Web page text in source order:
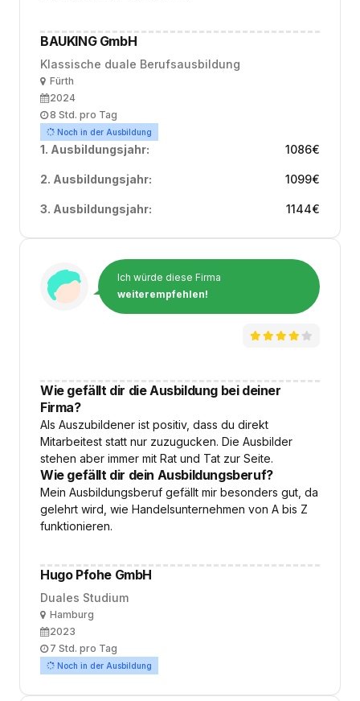
BAUKING GmbH
Klassische duale Berufsausbildung
OrtFürth
Ausbildungsbeginn
2024
Arbeitszeit
8 Std. pro Tag
Noch in der Ausbildung
1. Ausbildungsjahr: 1086€
2. Ausbildungsjahr: 1099€
3. Ausbildungsjahr: 1144€
Ich würde diese Firma
weiterempfehlen!
Wie gefällt dir die Ausbildung bei deiner
Firma?
Als Auszubildener ist positiv, dass du direkt
Mitarbeitest statt nur zuzugucken. Die Ausbilder
stehen aber immer mit Rat und Tat zur Seite.
Wie gefällt dir dein Ausbildungsberuf?
Mein Ausbildungsberuf gefällt mir besonders gut, da
gelehrt wird, wie Handelsunternehmen von A bis Z
funktionieren.
Hugo Pfohe GmbH
Duales Studium
OrtHamburg
Ausbildungsbeginn
2023
Arbeitszeit
7 Std. pro Tag
Noch in der Ausbildung